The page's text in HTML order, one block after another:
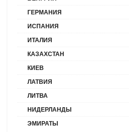
ГЕРМАНИЯ
ИСПАНИЯ
ИТАЛИЯ
КАЗАХСТАН
КИЕВ
ЛАТВИЯ
ЛИТВА
НИДЕРЛАНДЫ
ЭМИРАТЫ